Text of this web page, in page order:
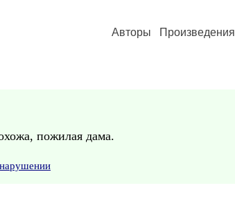
Авторы Произведения
пожилая дама.